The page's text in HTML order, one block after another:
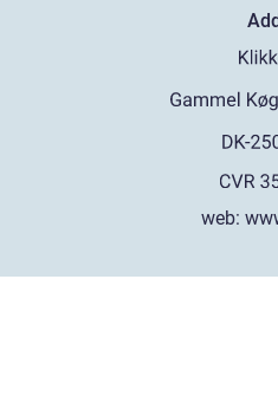
web: